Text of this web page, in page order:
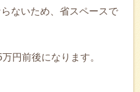
ないため、省スペースで
円前後になります。